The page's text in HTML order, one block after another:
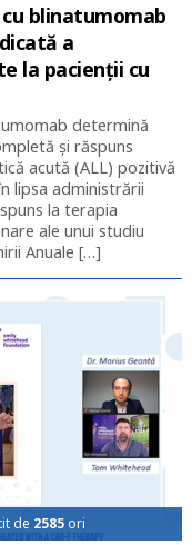
cu blinatumomab
a
la pacienţii cu
determină
şi răspuns
acută (ALL) pozitivă
lipsa administrării
la terapia
ale unui studiu
Anuale […]
de 2585 ori